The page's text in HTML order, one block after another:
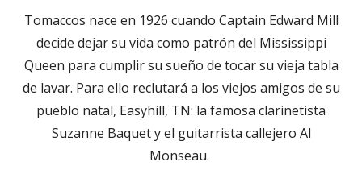
Tomaccos nace en 1926 cuando Captain Edward Mill
decide dejar su vida como patrón del Mississippi
Queen para cumplir su sueño de tocar su vieja tabla
de lavar. Para ello reclutará a los viejos amigos de su
pueblo natal, Easyhill, TN: la famosa clarinetista
Suzanne Baquet y el guitarrista callejero Al
Monseau.